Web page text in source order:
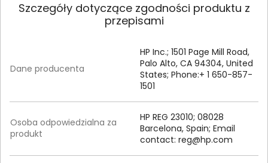
Szczegóły dotyczące zgodności produktu z
przepisami
Dane producenta
HP Inc.; 1501 Page Mill Road,
Palo Alto, CA 94304, United
States; Phone:+ 1 650-857-
1501
Osoba odpowiedzialna za
produkt
HP REG 23010; 08028
Barcelona, Spain; Email
contact: reg@hp.com